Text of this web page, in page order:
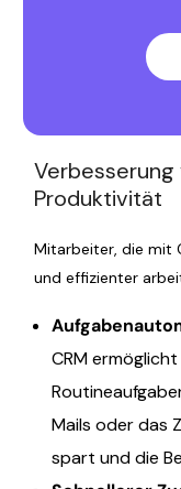
Verbesserung
Produktivität
Mitarbeiter, die mit
und effizienter
CRM
Mails oder das
spart und die